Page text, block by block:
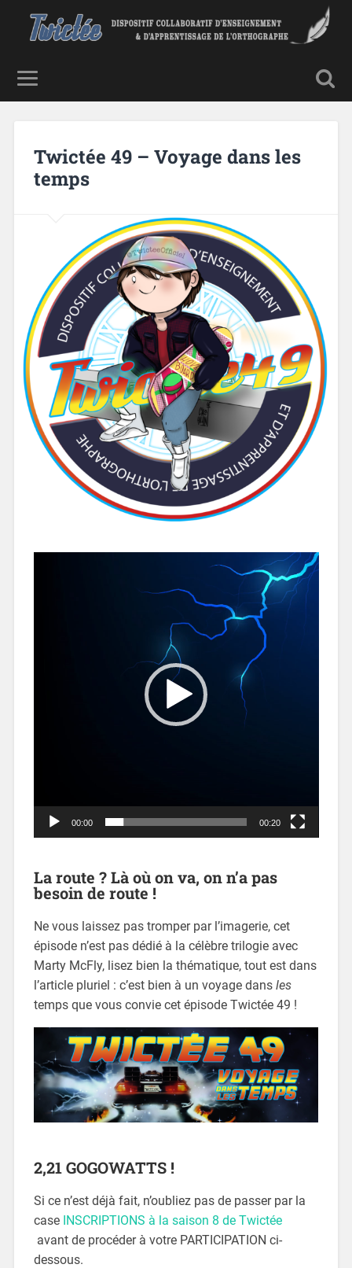
Twictée 49 – Voyage dans les
temps
00:00 00:20
La route ? Là où on va, on n’a pas
besoin de route !
Ne vous laissez pas tromper par l’imagerie, cet
épisode n’est pas dédié à la célèbre trilogie avec
Marty McFly, lisez bien la thématique, tout est dans
l’article pluriel : c’est bien à un voyage dans les
temps que vous convie cet épisode Twictée 49 !
2,21 GOGOWATTS !
Si ce n’est déjà fait, n’oubliez pas de passer par la
case INSCRIPTIONS à la saison 8 de Twictée
avant de procéder à votre PARTICIPATION ci-
dessous.